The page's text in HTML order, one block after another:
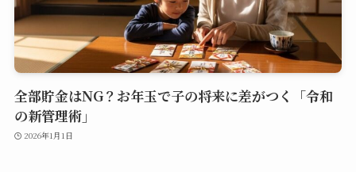
全部貯金はNG？お年玉で子の将来に差がつく「令和
の新管理術」
2026年1月1日